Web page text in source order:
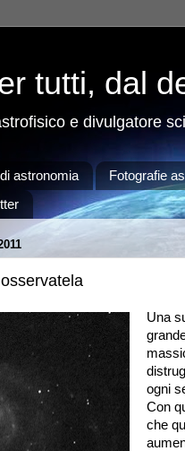
tutti, dal
e divulgatore
astronomia Fotografie
Una
ogni
Con
che